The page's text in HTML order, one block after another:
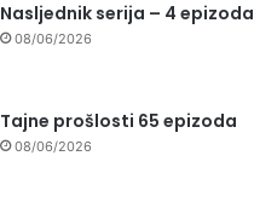
Nasljednik serija – 4 epizoda
08/06/2026
Tajne prošlosti 65 epizoda
08/06/2026